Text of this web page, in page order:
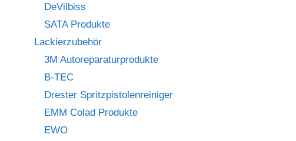
DeVilbiss
SATA Produkte
Lackierzubehör
3M Autoreparaturprodukte
B-TEC
Drester Spritzpistolenreiniger
EMM Colad Produkte
EWO